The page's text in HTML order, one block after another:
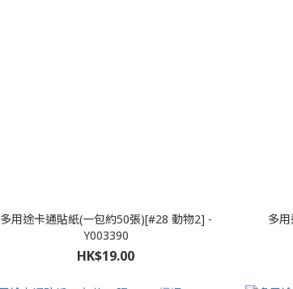
多用途卡通貼紙(一包約50張)[#28 動物2] -
Y003390
HK$19.00
多